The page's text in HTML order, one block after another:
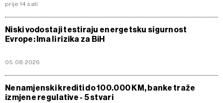
prije 14 sati
Niski vodostaji testiraju energetsku sigurnost
Evrope: Ima li rizika za BiH
05.08.2026
Nenamjenski krediti do 100.000 KM, banke traže
izmjene regulative - 5 stvari